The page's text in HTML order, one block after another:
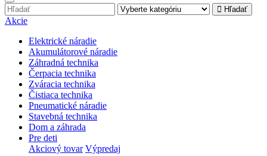
Hľadať
Akcie
Elektrické náradie
Akumulátorové náradie
Záhradná technika
Čerpacia technika
Zváracia technika
Čistiaca technika
Pneumatické náradie
Stavebná technika
Dom a záhrada
Pre deti
Akciový tovar Výpredaj